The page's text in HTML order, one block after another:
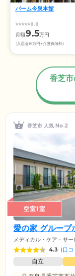
パーム今泉本館
0.0
月額9.5万円
(入居金15万円+介護保険料)
香芝
香芝市 人気 No.2
空室1室
愛の家 グループ
メディカル・ケア・サ
4.3 (口コ
自立